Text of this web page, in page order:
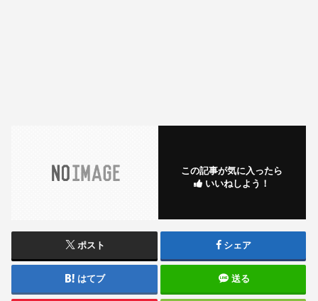
この記事が気に入ったら
いいねしよう！
ポスト シェア
はてブ 送る